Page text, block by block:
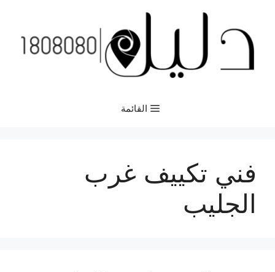
المحتوى
القائمة
فني تكييف غرب
الجليب